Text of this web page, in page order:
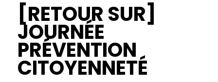
[RETOUR SUR]
JOURNÉE
PRÉVENTION
CITOYENNETÉ